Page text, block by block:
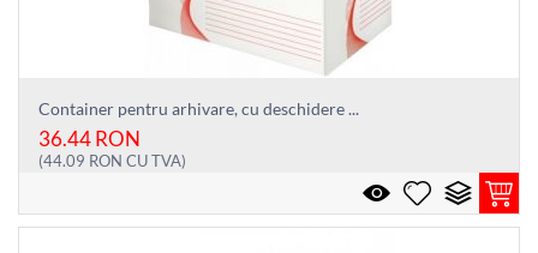
Container pentru arhivare, cu deschidere ...
36.44RON
(44.09 RON CU TVA)